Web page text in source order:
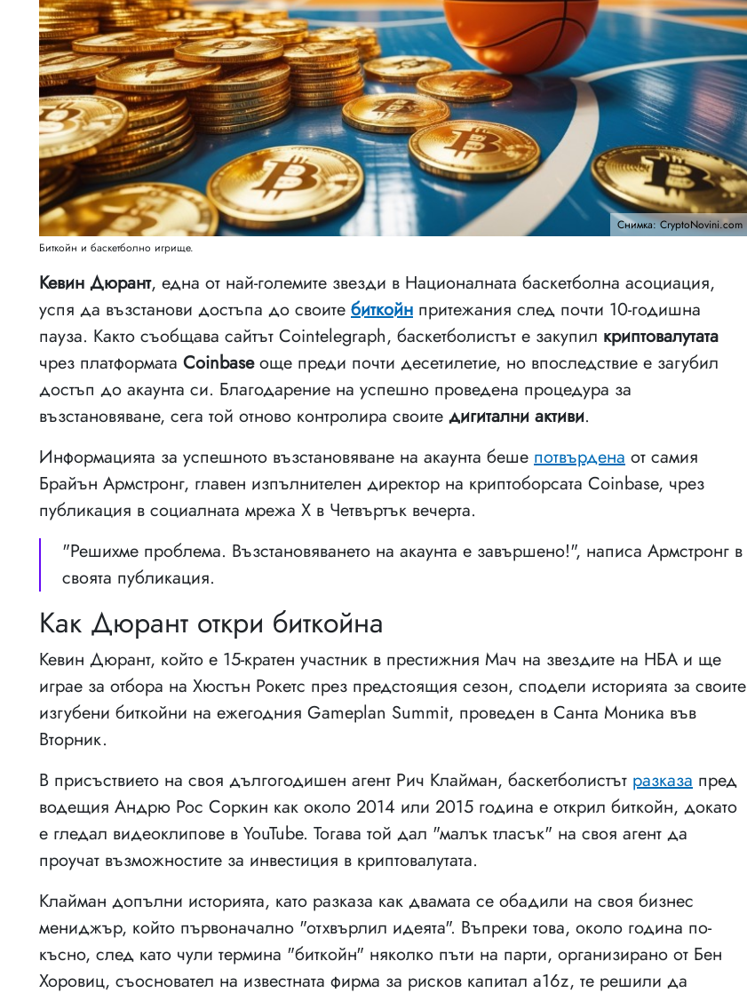
Снимка: CryptoNovini.com
Биткойн и баскетболно игрище.
Кевин Дюрант, една от най-големите звезди в Националната баскетболна асоциация,
успя да възстанови достъпа до своите биткойн притежания след почти 10-годишна
пауза. Както съобщава сайтът Cointelegraph, баскетболистът е закупил криптовалутата
чрез платформата Coinbaseоще преди почти десетилетие, но впоследствие е загубил
достъп до акаунта си. Благодарение на успешно проведена процедура за
възстановяване, сега той отново контролира своите дигитални активи.
Информацията за успешното възстановяване на акаунта беше потвърдена от самия
Брайън Армстронг, главен изпълнителен директор на криптоборсата Coinbase, чрез
публикация в социалната мрежа X в Четвъртък вечерта.
"Решихме проблема. Възстановяването на акаунта е завършено!", написа Армстронг в
своята публикация.
Как Дюрант откри биткойна
Кевин Дюрант, който е 15-кратен участник в престижния Мач на звездите на НБА и ще
играе за отбора на Хюстън Рокетс през предстоящия сезон, сподели историята за своите
изгубени биткойни на ежегодния Gameplan Summit, проведен в Санта Моника във
Вторник.
В присъствието на своя дългогодишен агент Рич Клайман, баскетболистът разказа пред
водещия Андрю Рос Соркин как около 2014 или 2015 година е открил биткойн, докато
е гледал видеоклипове в YouTube. Тогава той дал "малък тласък" на своя агент да
проучат възможностите за инвестиция в криптовалутата.
Клайман допълни историята, като разказа как двамата се обадили на своя бизнес
мениджър, който първоначално "отхвърлил идеята". Въпреки това, около година по-
късно, след като чули термина "биткойн" няколко пъти на парти, организирано от Бен
Хоровиц, съосновател на известната фирма за рисков капитал a16z, те решили да